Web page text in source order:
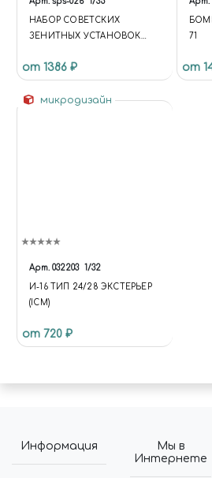
НАБОР СОВЕТСКИХ
ЗЕНИТНЫХ УСТАНОВОК
(4 IN 1 )
от 1386 ₽
71
от
микродизайн
Арт. 032203 1/32
И-16 ТИП 24/28 ЭКСТЕРЬЕР
(ICM)
от 720 ₽
Информация
Мы в
Интернете